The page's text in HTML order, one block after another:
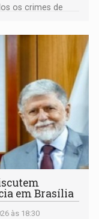
os crimes de
em Brasília
às 18:30